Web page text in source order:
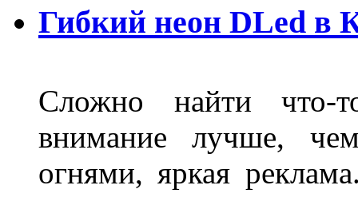
Гибкий неон DLed в
Сложно найти что-
внимание лучше,
огнями, яркая